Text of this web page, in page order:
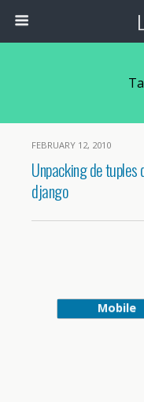
FEBRUARY 12, 2010
Unpacking de
django
Mobile